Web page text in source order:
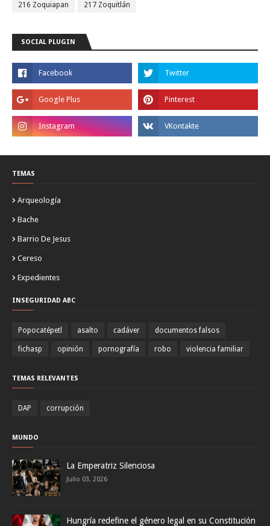
216 Zoquiapan 217 Zoquitlán
SOCIAL PLUGIN
TEMAS
Arqueología
Bache
Barrio De Jesus
Cereso
Expedientes
INSEGURIDAD ABC
Popocatépetl asalto cadáver documentos falsos
fichasp opinión pornografía robo violencia familiar
TEMAS RELEVANTES
DAP corrupción
MUNDO
La Emperatriz Silenciosa
Julio 03, 2026
Hungría redefine el género legal en su Constitución